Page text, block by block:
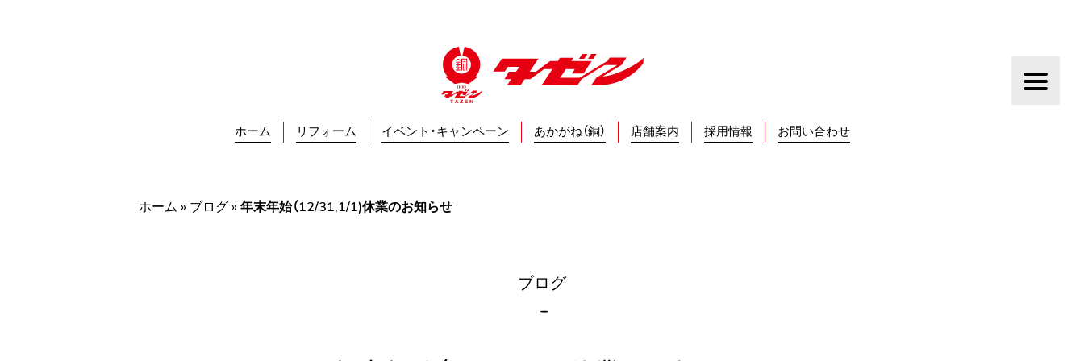
ホーム リフォーム イベント・キャンペーン あかがね（銅） 店舗案内 採用情報 お問い合わせ
ホーム » ブログ » 年末年始（12/31,1/1)休業のお知らせ
ブログ